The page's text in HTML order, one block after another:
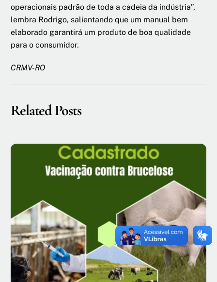
operacionais padrão de toda a cadeia da indústria”,
lembra Rodrigo, salientando que um manual bem
elaborado garantirá um produto de boa qualidade
para o consumidor.
CRMV-RO
Related Posts